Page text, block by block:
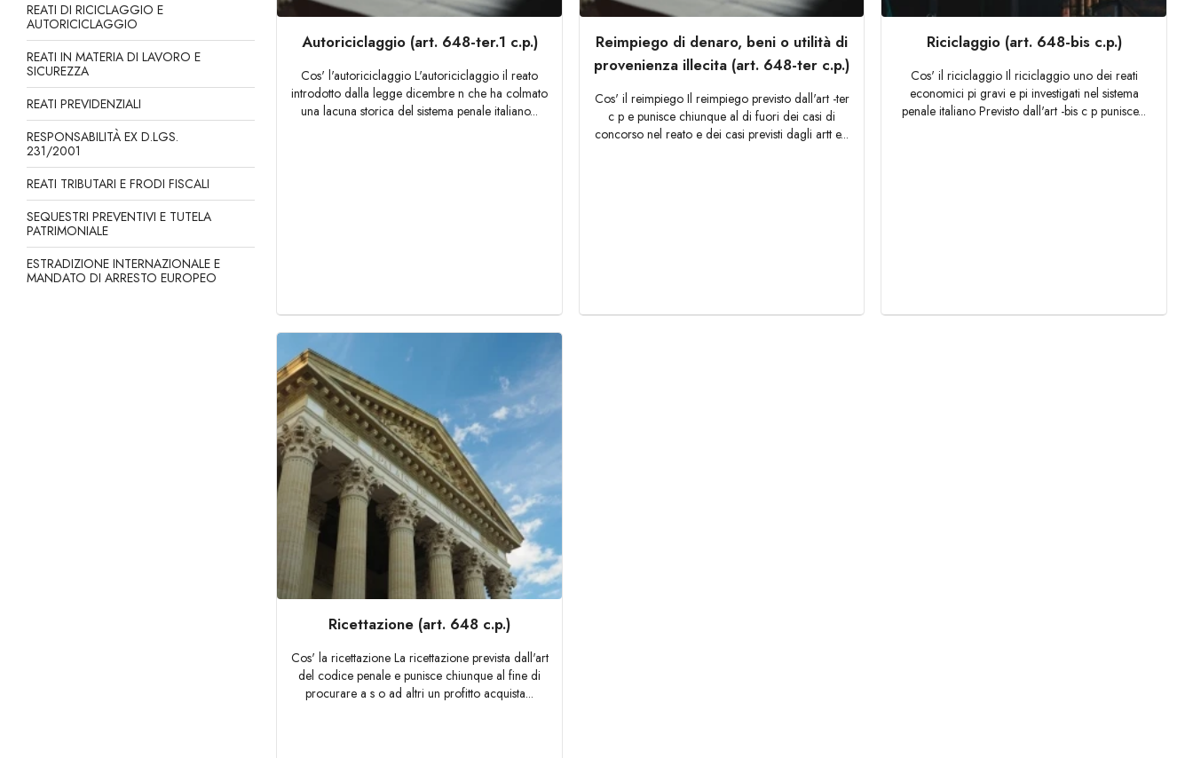
REATI DI RICICLAGGIO E
AUTORICICLAGGIO
REATI IN MATERIA DI LAVORO E
SICUREZZA
REATI PREVIDENZIALI
RESPONSABILITÀ EX D.LGS.
231/2001
REATI TRIBUTARI E FRODI FISCALI
SEQUESTRI PREVENTIVI E TUTELA
PATRIMONIALE
ESTRADIZIONE INTERNAZIONALE E
MANDATO DI ARRESTO EUROPEO
Autoriciclaggio (art. 648-ter.1 c.p.)
Cos' l'autoriciclaggio L'autoriciclaggio il reato
introdotto dalla legge dicembre n che ha colmato
una lacuna storica del sistema penale italiano...
Reimpiego di denaro, beni o utilità di
provenienza illecita (art. 648-ter c.p.)
Cos' il reimpiego Il reimpiego previsto dall'art -ter
c p e punisce chiunque al di fuori dei casi di
concorso nel reato e dei casi previsti dagli artt e...
Riciclaggio (art. 648-bis c.p.)
Cos' il riciclaggio Il riciclaggio uno dei reati
economici pi gravi e pi investigati nel sistema
penale italiano Previsto dall'art -bis c p punisce...
Ricettazione (art. 648 c.p.)
Cos' la ricettazione La ricettazione prevista dall'art
del codice penale e punisce chiunque al fine di
procurare a s o ad altri un profitto acquista...